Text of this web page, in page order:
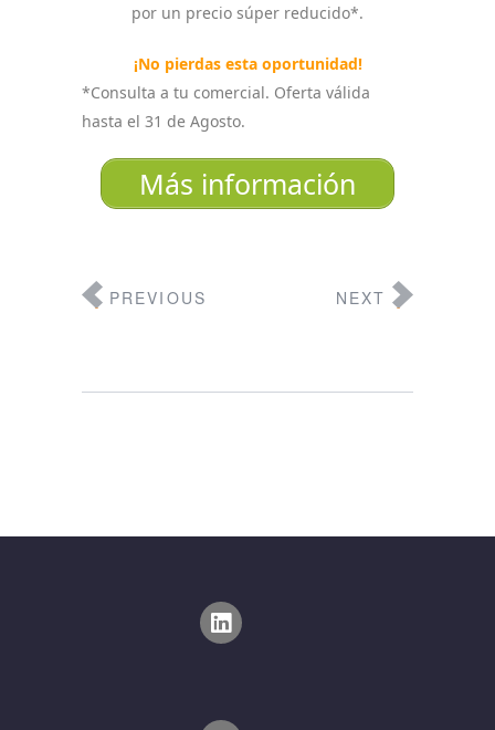
por un precio súper reducido*.
¡No pierdas esta oportunidad!
*Consulta a tu comercial. Oferta válida
hasta el 31 de Agosto.
Más información
PREVIOUS NEXT